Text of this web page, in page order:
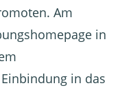
Am
in
in das